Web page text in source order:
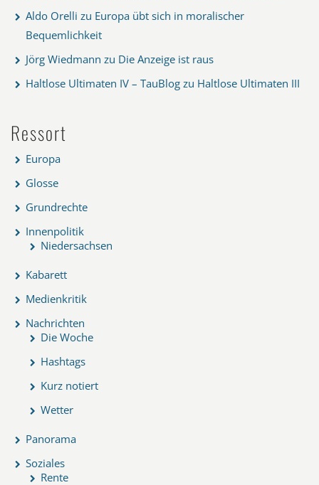
Aldo Orelli zu Europa übt sich in moralischer
Bequemlichkeit
Jörg Wiedmann zu Die Anzeige ist raus
Haltlose Ultimaten IV – TauBlog zu Haltlose Ultimaten III
Ressort
Europa
Glosse
Grundrechte
Innenpolitik
Niedersachsen
Kabarett
Medienkritik
Nachrichten
Die Woche
Hashtags
Kurz notiert
Wetter
Panorama
Soziales
Rente